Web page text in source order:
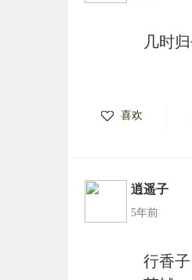
几时
喜欢
逍遥子
5年前
行香子